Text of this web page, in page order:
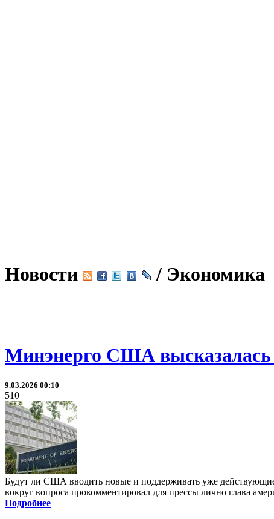
Новости / Экономика
Минэнерго США высказалась
9.03.2026 00:10
510
Будут ли США вводить новые и поддерживать уже
вокруг вопроса прокомментировал для прессы лично глава
Подробнее